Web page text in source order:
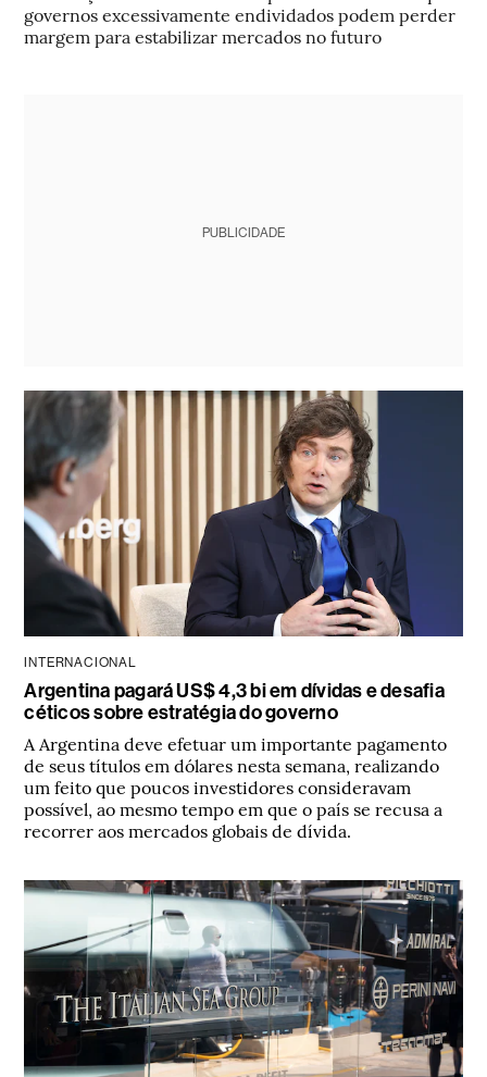
governos excessivamente endividados podem perder
margem para estabilizar mercados no futuro
PUBLICIDADE
INTERNACIONAL
Argentina pagará US$ 4,3 bi em dívidas e desafia
céticos sobre estratégia do governo
A Argentina deve efetuar um importante pagamento
de seus títulos em dólares nesta semana, realizando
um feito que poucos investidores consideravam
possível, ao mesmo tempo em que o país se recusa a
recorrer aos mercados globais de dívida.